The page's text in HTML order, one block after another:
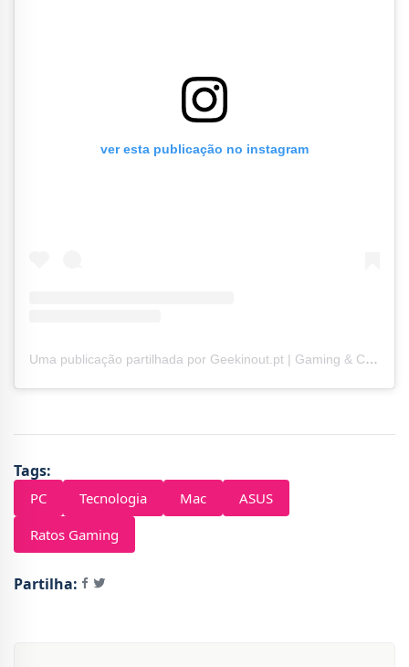
ver esta publicação no instagram
Uma publicação partilhada por Geekinout.pt | Gaming & Cultura Geek (@geekinout.pt)
Tags:
PC Tecnologia Mac
ASUS
Ratos Gaming
Partilha: